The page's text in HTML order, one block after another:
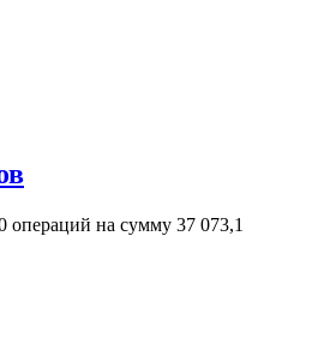
операций на сумму 37 073,1